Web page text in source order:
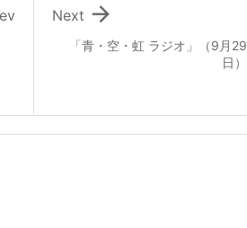
「青・空・虹 ラジオ」（9月29
日）

Next